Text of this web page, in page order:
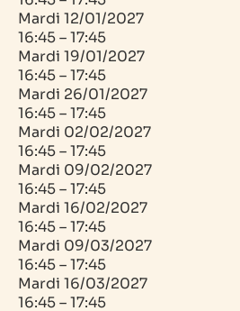
Mardi 12/01/2027
16:45 – 17:45
Mardi 19/01/2027
16:45 – 17:45
Mardi 26/01/2027
16:45 – 17:45
Mardi 02/02/2027
16:45 – 17:45
Mardi 09/02/2027
16:45 – 17:45
Mardi 16/02/2027
16:45 – 17:45
Mardi 09/03/2027
16:45 – 17:45
Mardi 16/03/2027
16:45 – 17:45